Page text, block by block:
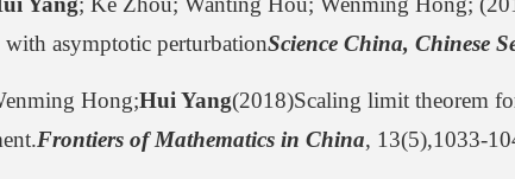
with asymptotic perturbationScience China, Chinese
Hong;Hui Yang(2018)Scaling limit theorem
Frontiers of Mathematics in China, 13(5),1033-